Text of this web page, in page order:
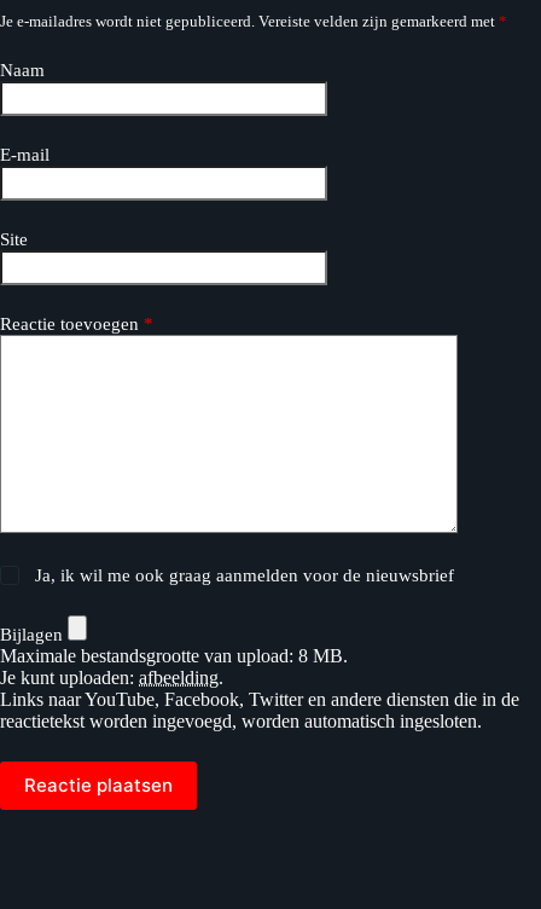
Je e-mailadres wordt niet gepubliceerd. Vereiste velden zijn gemarkeerd met *
Naam
E-mail
Site
Reactie toevoegen *
Ja, ik wil me ook graag aanmelden voor de nieuwsbrief
Bijlagen
Maximale bestandsgrootte van upload: 8 MB.
Je kunt uploaden: afbeelding.
Links naar YouTube, Facebook, Twitter en andere diensten die in de
reactietekst worden ingevoegd, worden automatisch ingesloten.
Reactie plaatsen